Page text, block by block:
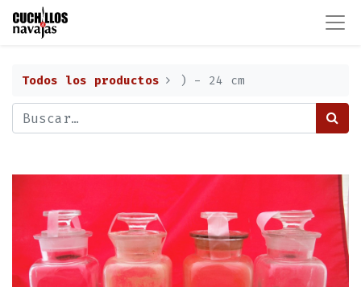
Todos los productos ) - 24 cm